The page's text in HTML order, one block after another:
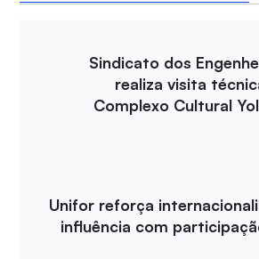
Sindicato dos
realiza visita
Complexo Cultural
Unifor reforça
influência com